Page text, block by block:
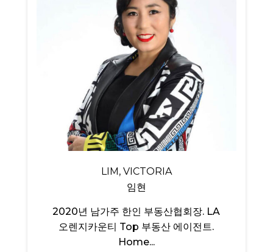
LIM, VICTORIA
임현
2020년 남가주 한인 부동산협회장. LA
오렌지카운티 Top 부동산 에이전트.
Home...